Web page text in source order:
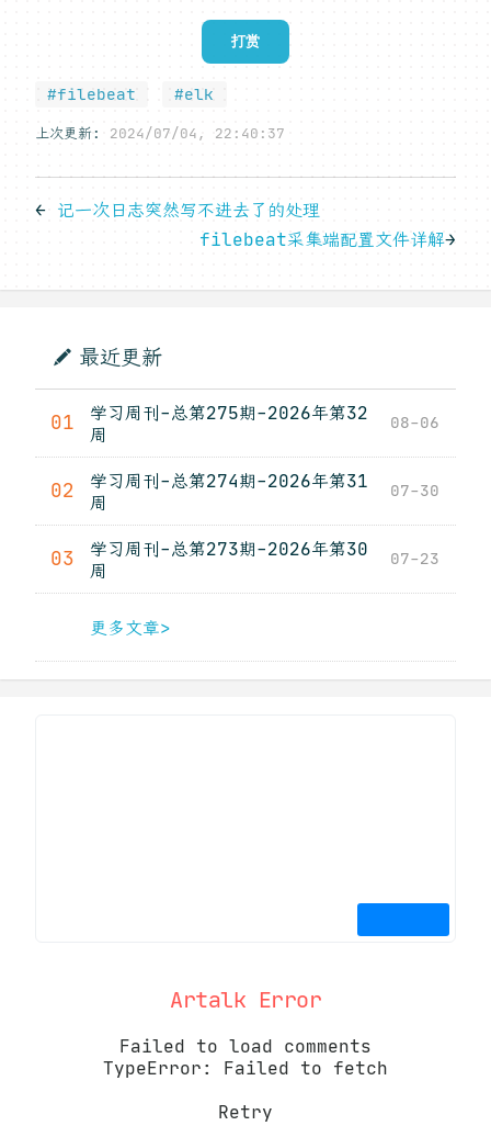
打赏
#filebeat #elk
上次更新: 2024/07/04, 22:40:37
← 记一次日志突然写不进去了的处理
filebeat采集端配置文件详解→
最近更新
01
学习周刊-总第275期-2026年第32
周
08-06
02
学习周刊-总第274期-2026年第31
周
07-30
03
学习周刊-总第273期-2026年第30
周
07-23
更多文章>
Artalk Error
Failed to load comments
TypeError: Failed to fetch
Retry